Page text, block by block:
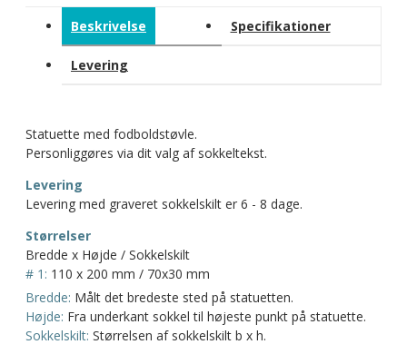
Beskrivelse Specifikationer
Levering
Statuette med fodboldstøvle.
Personliggøres via dit valg af sokkeltekst.
Levering
Levering med graveret sokkelskilt er 6 - 8 dage.
Størrelser
Bredde x Højde / Sokkelskilt
# 1: 110 x 200 mm / 70x30 mm
Bredde: Målt det bredeste sted på statuetten.
Højde: Fra underkant sokkel til højeste punkt på statuette.
Sokkelskilt: Størrelsen af sokkelskilt b x h.